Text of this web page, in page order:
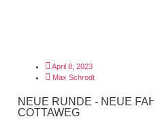
April 8, 2023
Max Schrodt
NEUE RUNDE - NEUE
COTTAWEG